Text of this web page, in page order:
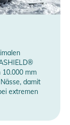
10.000 mm
damit
extremen